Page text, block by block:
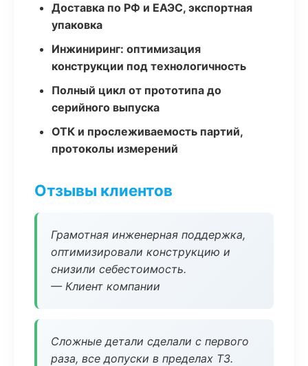
Доставка по РФ и ЕАЭС, экспортная
упаковка
Инжиниринг: оптимизация
конструкции под технологичность
Полный цикл от прототипа до
серийного выпуска
ОТК и прослеживаемость партий,
протоколы измерений
Отзывы клиентов
Грамотная инженерная поддержка,
оптимизировали конструкцию и
снизили себестоимость.
— Клиент компании
Сложные детали сделали с первого
раза, все допуски в пределах ТЗ.